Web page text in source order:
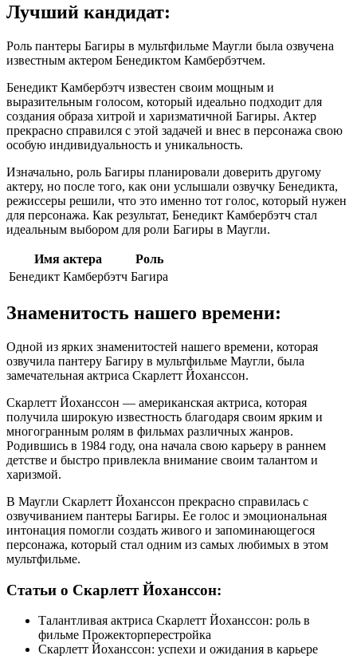
Лучший кандидат:
Роль пантеры Багиры в мультфильме Маугли была озвучена
известным актером Бенедиктом Камбербэтчем.
Бенедикт Камбербэтч известен своим мощным и
выразительным голосом, который идеально подходит для
создания образа хитрой и харизматичной Багиры. Актер
прекрасно справился с этой задачей и внес в персонажа свою
особую индивидуальность и уникальность.
Изначально, роль Багиры планировали доверить другому
актеру, но после того, как они услышали озвучку Бенедикта,
режиссеры решили, что это именно тот голос, который нужен
для персонажа. Как результат, Бенедикт Камбербэтч стал
идеальным выбором для роли Багиры в Маугли.
Имя актера
Роль
Бенедикт Камбербэтч Багира
Знаменитость нашего времени:
Одной из ярких знаменитостей нашего времени, которая
озвучила пантеру Багиру в мультфильме Маугли, была
замечательная актриса Скарлетт Йоханссон.
Скарлетт Йоханссон — американская актриса, которая
получила широкую известность благодаря своим ярким и
многогранным ролям в фильмах различных жанров.
Родившись в 1984 году, она начала свою карьеру в раннем
детстве и быстро привлекла внимание своим талантом и
харизмой.
В Маугли Скарлетт Йоханссон прекрасно справилась с
озвучиванием пантеры Багиры. Ее голос и эмоциональная
интонация помогли создать живого и запоминающегося
персонажа, который стал одним из самых любимых в этом
мультфильме.
Статьи о Скарлетт Йоханссон:
Талантливая актриса Скарлетт Йоханссон: роль в
фильме Прожекторперестройка
Скарлетт Йоханссон: успехи и ожидания в карьере